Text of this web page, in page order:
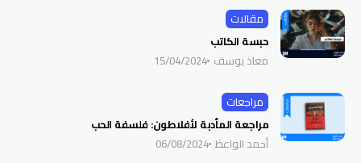
مقالات
حبسة الكاتب
معاذ يوسف 15/04/2024
مراجعات
مراجعة المأدبة لأفلاطون: فلسفة الحب
أحمد الواعظ 06/08/2024